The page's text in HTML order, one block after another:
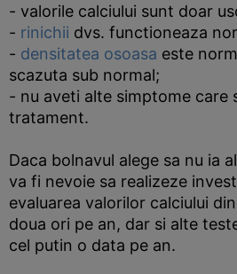
- valorile calciului sunt doar
- rinichii dvs. functioneaza
- densitatea osoasa este
scazuta sub normal;
- nu aveti alte simptome care
tratament.
Daca bolnavul alege sa nu ia
va fi nevoie sa realizeze
evaluarea valorilor calciului
doua ori pe an, dar si alte
cel putin o data pe an.